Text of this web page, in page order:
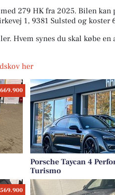
279 HK fra 2025. Bilen kan
1, 9381 Sulsted og koster
Hvem synes du skal købe en
her
Porsche Taycan 4
Turismo
koncept
gøre det
Gade
Åbn